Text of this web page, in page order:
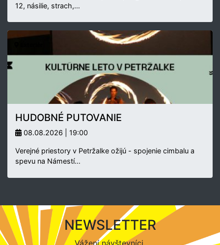
12, násilie, strach,…
HUDOBNÉ PUTOVANIE
08.08.2026 | 19:00
Verejné priestory v Petržalke ožijú - spojenie cimbalu a
spevu na Námestí…
NEWSLETTER
Vážení návštevníci,